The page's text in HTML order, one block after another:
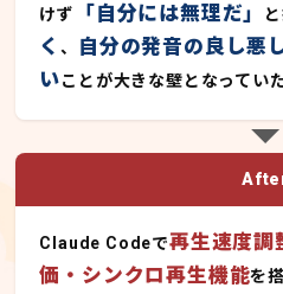
けず
「自分には無理だ」
く、
自分の発音の良し悪
いことが大きな壁となっていた
Claude Codeで再生速度調
価・シンクロ再生機能を